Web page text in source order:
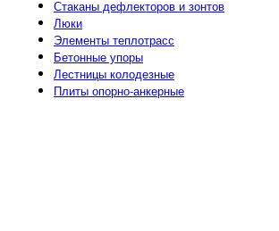
Стаканы дефлекторов и зонтов
Люки
Элементы теплотрасс
Бетонные упоры
Лестницы колодезные
Плиты опорно-анкерные